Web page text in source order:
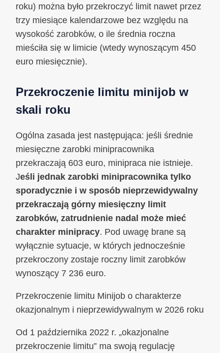
roku) można było przekroczyć limit nawet przez
trzy miesiące kalendarzowe bez względu na
wysokość zarobków, o ile średnia roczna
mieściła się w limicie (wtedy wynoszącym 450
euro miesięcznie).
Przekroczenie limitu minijob w
skali roku
Ogólna zasada jest następująca: jeśli średnie
miesięczne zarobki minipracownika
przekraczają 603 euro, minipraca nie istnieje.
Jeśli jednak zarobki minipracownika tylko
sporadycznie i w sposób nieprzewidywalny
przekraczają górny miesięczny limit
zarobków, zatrudnienie nadal może mieć
charakter minipracy. Pod uwagę brane są
wyłącznie sytuacje, w których jednocześnie
przekroczony zostaje roczny limit zarobków
wynoszący 7 236 euro.
Przekroczenie limitu Minijob o charakterze
okazjonalnym i nieprzewidywalnym w 2026 roku
Od 1 października 2022 r. „okazjonalne
przekroczenie limitu” ma swoją regulację